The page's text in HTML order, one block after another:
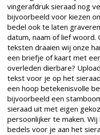
vingerafdruk sieraad nog
bijvoorbeeld voor kiezen
bedel ook te laten
datum, naam of lief woord.
teksten draaien wij onze
een briefje of kaart met
overleden dierbare?
tekst voor je op het
een hoop betekenisvolle
bijvoorbeeld een
sieraad uit met eigen
persoonlijker te maken.
bedels voor je aan het